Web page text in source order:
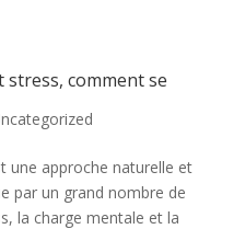
stress, comment se
une approche naturelle et
par un grand nombre de
la charge mentale et la